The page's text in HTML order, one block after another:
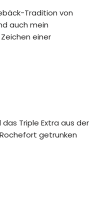
Tradition von
auch mein
einer
das Triple Extra aus der
getrunken